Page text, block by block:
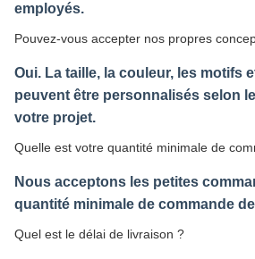
employés.
Pouvez-vous accepter nos propres
Oui. La taille, la couleur, les motifs
peuvent être personnalisés selon
votre projet.
Quelle est votre quantité minimale de
Nous acceptons les petites
quantité minimale de commande
Quel est le délai de livraison ?